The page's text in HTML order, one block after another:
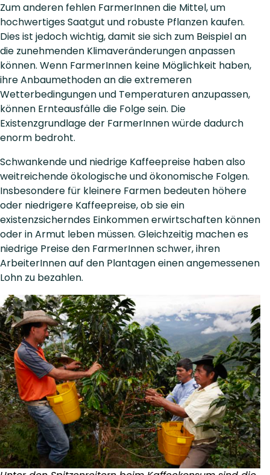
Zum anderen fehlen FarmerInnen die Mittel, um
hochwertiges Saatgut und robuste Pflanzen kaufen.
Dies ist jedoch wichtig, damit sie sich zum Beispiel an
die zunehmenden Klimaveränderungen anpassen
können. Wenn FarmerInnen keine Möglichkeit haben,
ihre Anbaumethoden an die extremeren
Wetterbedingungen und Temperaturen anzupassen,
können Ernteausfälle die Folge sein. Die
Existenzgrundlage der FarmerInnen würde dadurch
enorm bedroht.
Schwankende und niedrige Kaffeepreise haben also
weitreichende ökologische und ökonomische Folgen.
Insbesondere für kleinere Farmen bedeuten höhere
oder niedrigere Kaffeepreise, ob sie ein
existenzsicherndes Einkommen erwirtschaften können
oder in Armut leben müssen. Gleichzeitig machen es
niedrige Preise den FarmerInnen schwer, ihren
ArbeiterInnen auf den Plantagen einen angemessenen
Lohn zu bezahlen.